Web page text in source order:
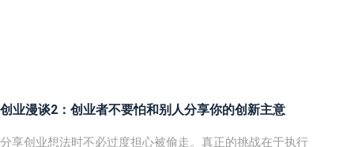
创业漫谈2：创业者不要怕和别人分享你的创新主意
分享创业想法时不必过度担心被偷走。真正的挑战在于执行